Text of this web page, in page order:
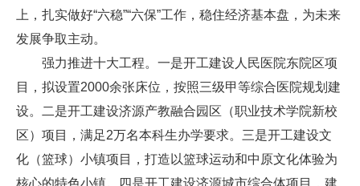
上，扎实做好“六稳”“六保”工作，稳住经济基本盘，为未来
发展争取主动。
强力推进十大工程。一是开工建设人民医院东院区项
目，拟设置2000余张床位，按照三级甲等综合医院规划建
设。二是开工建设济源产教融合园区（职业技术学院新校
区）项目，满足2万名本科生办学要求。三是开工建设文
化（篮球）小镇项目，打造以篮球运动和中原文化体验为
核心的特色小镇。四是开工建设济源城市综合体项目，建